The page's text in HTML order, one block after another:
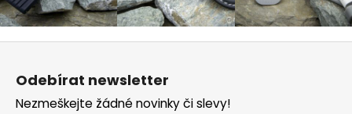
Odebírat newsletter
Nezmeškejte žádné novinky či slevy!